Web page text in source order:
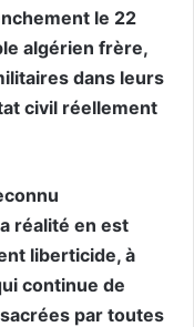
le 22
algérien frère,
dans leurs
civil réellement
réalité en est
liberticide, à
continue de
par toutes